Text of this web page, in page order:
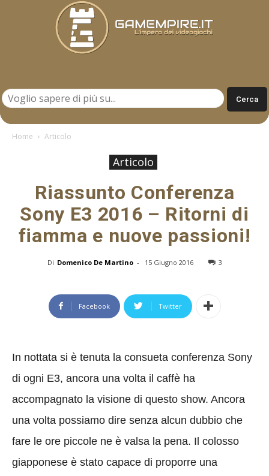
Home Articolo
Articolo
Riassunto Conferenza
Sony E3 2016 – Ritorni di
fiamma e nuove passioni!
Di Domenico De Martino - 15 Giugno 2016 3
Facebook Twitter
In nottata si è tenuta la consueta conferenza Sony
di ogni E3, ancora una volta il caffè ha
accompagnato la visione di questo show. Ancora
una volta possiamo dire senza alcun dubbio che
fare le ore piccole ne è valsa la pena. Il colosso
giapponese è stato capace di proporre una